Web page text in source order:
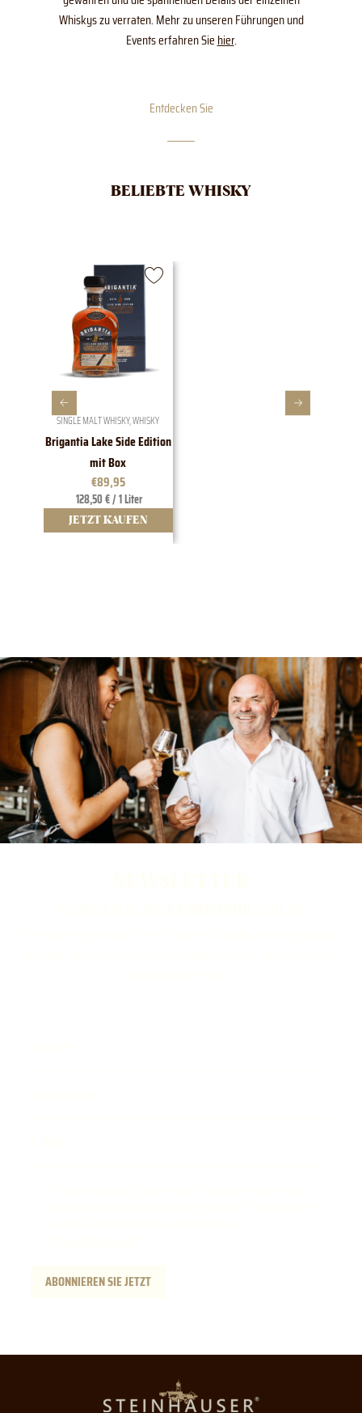
Whiskys zu verraten. Mehr zu unseren Führungen und
Events erfahren Siehier.
Entdecken Sie
BELIEBTE WHISKY
SINGLE MALT WHISKY,WHISKY
Brigantia Lake Side Edition
mit Box
€89,95
128,50 € / 1 Liter
JETZT KAUFEN
ABONNIEREN SIE JETZT